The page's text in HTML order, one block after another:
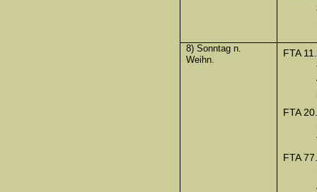
8) Sonntag n.
Weihn.
FTA 11.
FTA 20.
FTA 77.